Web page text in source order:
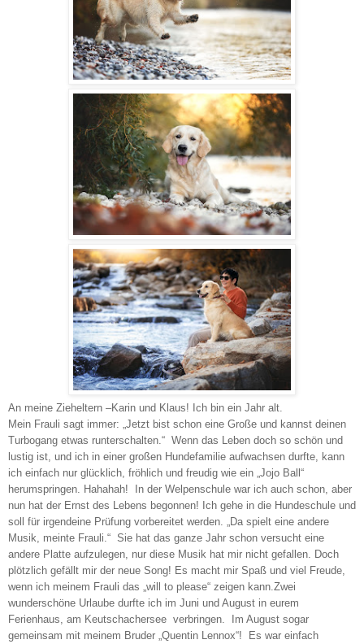
An meine Zieheltern –Karin und Klaus! Ich bin ein Jahr alt.
Mein Frauli sagt immer: „Jetzt bist schon eine Große und kannst deinen
Turbogang etwas runterschalten.“ Wenn das Leben doch so schön und
lustig ist, und ich in einer großen Hundefamilie aufwachsen durfte, kann
ich einfach nur glücklich, fröhlich und freudig wie ein „Jojo Ball“
herumspringen. Hahahah!
In der Welpenschule war ich auch schon, aber
nun hat der Ernst des Lebens begonnen! Ich gehe in die Hundeschule und
soll für irgendeine Prüfung vorbereitet werden. „Da spielt eine andere
Musik, meinte Frauli.“ Sie hat das ganze Jahr schon versucht eine
andere Platte aufzulegen, nur diese Musik hat mir nicht gefallen. Doch
plötzlich gefällt mir der neue Song! Es macht mir Spaß und viel Freude,
wenn ich meinem Frauli das „will to please“ zeigen kann. Zwei
wunderschöne Urlaube durfte ich im Juni und August in eurem
Ferienhaus, am Keutschachersee verbringen. Im August sogar
gemeinsam mit meinem Bruder „Quentin Lennox“! Es war einfach